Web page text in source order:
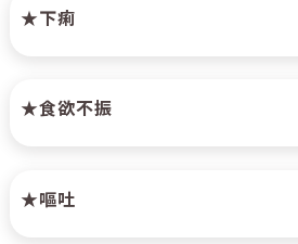
★下痢
★食欲不振
★嘔吐